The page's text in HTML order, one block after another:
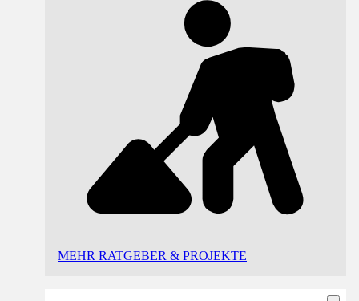
MEHR RATGEBER & PROJEKTE